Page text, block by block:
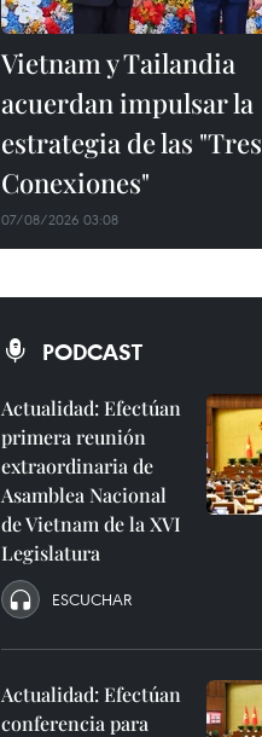
Vietnam y Tailandia
acuerdan impulsar la
estrategia de las "Tres
Conexiones"
07/08/2026 03:08
PODCAST
Actualidad: Efectúan
primera reunión
extraordinaria de
Asamblea Nacional
de Vietnam de la XVI
Legislatura
ESCUCHAR
Actualidad: Efectúan
conferencia para